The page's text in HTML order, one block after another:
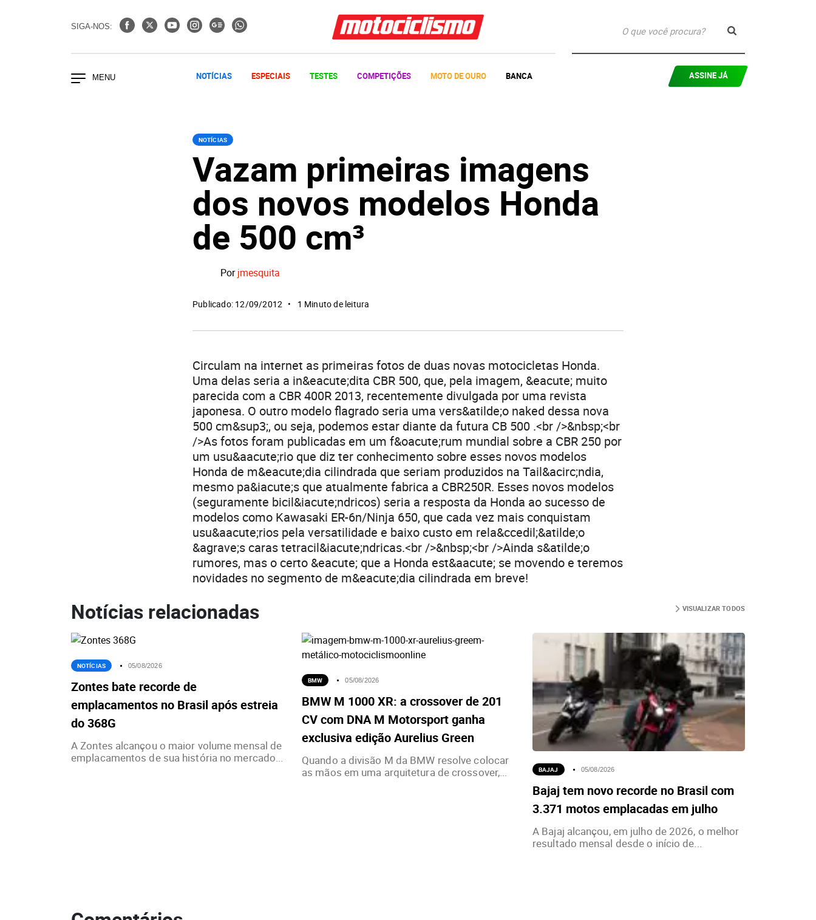
SIGA-NOS:
NOTÍCIAS ESPECIAIS TESTES COMPETIÇÕES MOTO DE OURO BANCA ASSINE JÁ
NOTÍCIAS
Vazam primeiras imagens
dos novos modelos Honda
de 500 cm³
Porjmesquita
Publicado: 12/09/2012 1 Minuto de leitura
Circulam na internet as primeiras fotos de duas novas motocicletas Honda.
Uma delas seria a in&eacute;dita CBR 500, que, pela imagem, &eacute; muito
parecida com a CBR 400R 2013, recentemente divulgada por uma revista
japonesa. O outro modelo flagrado seria uma vers&atilde;o naked dessa nova
500 cm&sup3;, ou seja, podemos estar diante da futura CB 500 .<br />&nbsp;<br
/>As fotos foram publicadas em um f&oacute;rum mundial sobre a CBR 250 por
um usu&aacute;rio que diz ter conhecimento sobre esses novos modelos
Honda de m&eacute;dia cilindrada que seriam produzidos na Tail&acirc;ndia,
mesmo pa&iacute;s que atualmente fabrica a CBR250R. Esses novos modelos
(seguramente bicil&iacute;ndricos) seria a resposta da Honda ao sucesso de
modelos como Kawasaki ER-6n/Ninja 650, que cada vez mais conquistam
usu&aacute;rios pela versatilidade e baixo custo em rela&ccedil;&atilde;o
&agrave;s caras tetracil&iacute;ndricas.<br />&nbsp;<br />Ainda s&atilde;o
rumores, mas o certo &eacute; que a Honda est&aacute; se movendo e teremos
novidades no segmento de m&eacute;dia cilindrada em breve!
Notícias relacionadas VISUALIZAR TODOS
NOTÍCIAS 05/08/2026
Zontes bate recorde de
emplacamentos no Brasil após estreia
do 368G
A Zontes alcançou o maior volume mensal de
emplacamentos de sua história no mercado...
BMW 05/08/2026
BMW M 1000 XR: a crossover de 201
CV com DNA M Motorsport ganha
exclusiva edição Aurelius Green
Quando a divisão M da BMW resolve colocar
as mãos em uma arquitetura de crossover,...
BAJAJ 05/08/2026
Bajaj tem novo recorde no Brasil com
3.371 motos emplacadas em julho
A Bajaj alcançou, em julho de 2026, o melhor
resultado mensal desde o início de...